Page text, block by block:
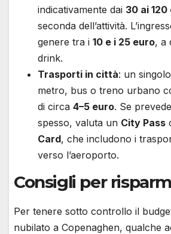
indicativamente dai 30 ai
seconda dell’attività.
genere tra i 10 e i 25 euro, a
drink.
Trasporti in città: un
metro, bus o treno urbano
di circa 4–5 euro. Se
spesso, valuta un City Pass
Card, che includono i
verso l’aeroporto.
Consigli per
Per tenere sotto controllo il
nubilato a Copenaghen, qualche